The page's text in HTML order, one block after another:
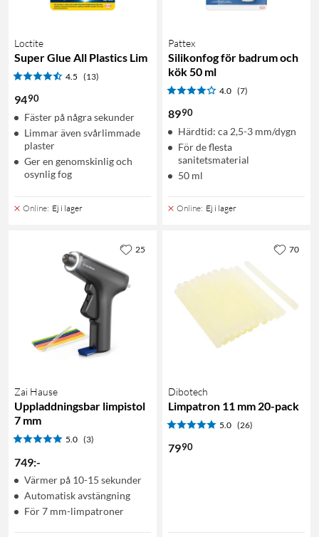
Loctite
Super Glue All Plastics Lim
4.5 (13)
9490
Fäster på några sekunder
Limmar även svårlimmade
plaster
Ger en genomskinlig och
osynlig fog
Online: Ej i lager
Pattex
Silikonfog för badrum och
kök 50 ml
4.0 (7)
8990
Härdtid: ca 2,5-3 mm/dygn
För de flesta
sanitetsmaterial
50 ml
Online: Ej i lager
Zai Hause
Uppladdningsbar limpistol
7 mm
5.0 (3)
749:-
Värmer på 10-15 sekunder
Automatisk avstängning
För 7 mm-limpatroner
25
Dibotech
Limpatron 11 mm 20-pack
5.0 (26)
7990
70